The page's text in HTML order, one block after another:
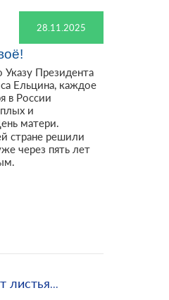
28.11.2025
Указу Президента
Ельцина, каждое
в России
и
матери.
стране решили
через пять лет